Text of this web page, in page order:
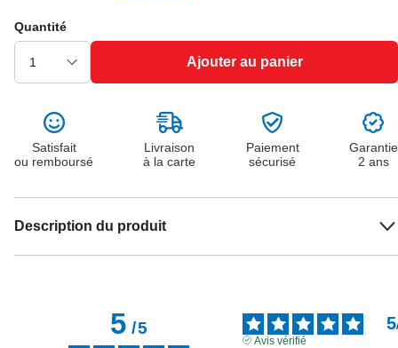
Quantité
Ajouter au panier
Satisfait
ou remboursé
Livraison
à la carte
Paiement
sécurisé
Garantie
2 ans
Description du produit
5/5 5
Avis vérifié